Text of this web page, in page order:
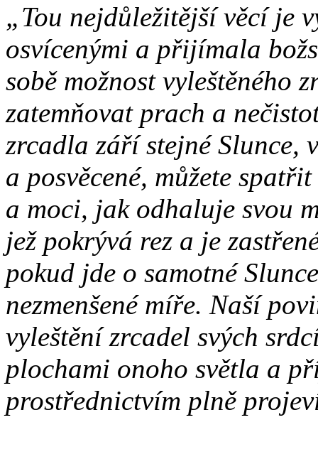
„Tou nejdůležitější věcí je
osvícenými a přijímala
sobě možnost vyleštěného
zatemňovat prach a
zrcadla září stejné Slunce,
a posvěcené, můžete
a moci, jak odhaluje svou
jež pokrývá rez a je
pokud jde o samotné
nezmenšené míře. Naší
vyleštění zrcadel svých
plochami onoho světla a
prostřednictvím plně